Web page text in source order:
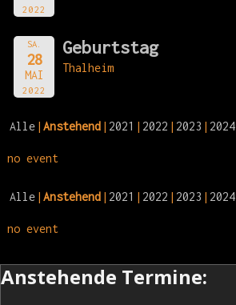
2022
SA.
28
MAI
2022
Geburtstag
Thalheim
Alle Anstehend 2021 2022 2023 2024
no event
Alle Anstehend 2021 2022 2023 2024
no event
Anstehende Termine: